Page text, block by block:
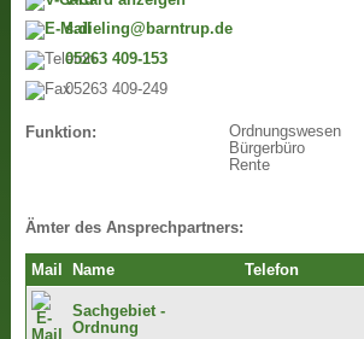
s.dieling@barntrup.de
05263 409-153
05263 409-249
Funktion:
Ordnungswesen
Bürgerbüro
Rente
Ämter des Ansprechpartners:
Mail Name Telefon
Sachgebiet -
Ordnung